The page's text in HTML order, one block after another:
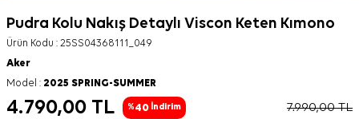
Pudra Kolu Nakış Detaylı Viscon Keten Kımono
Ürün Kodu : 25SS04368111_049
Aker
Model : 2025 SPRING-SUMMER
4.790,00 TL %40 İndirim 7.990,00TL